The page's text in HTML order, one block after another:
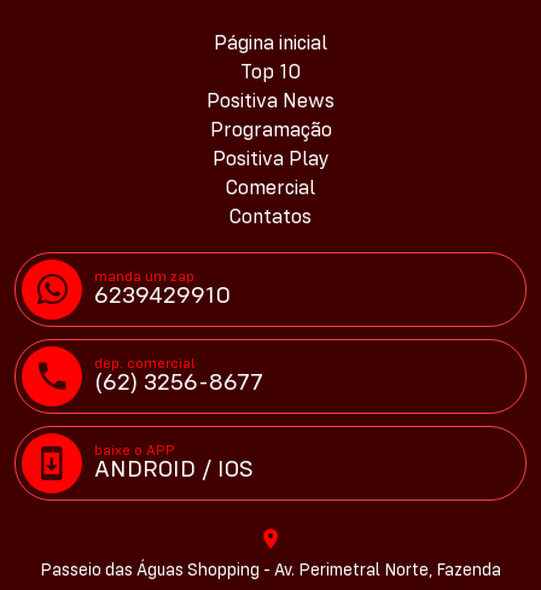
Página inicial
Top 10
Positiva News
Programação
Positiva Play
Comercial
Contatos
manda um zap
6239429910
dep. comercial
(62) 3256-8677
baixe o APP
ANDROID / IOS
Passeio das Águas Shopping - Av. Perimetral Norte, Fazenda